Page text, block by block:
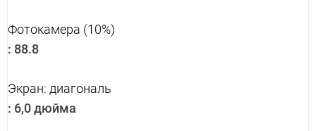
Фотокамера (10%)
: 88.8
Экран: диагональ
: 6,0 дюйма